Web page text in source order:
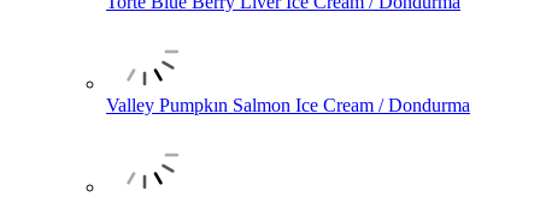
Valley Pumpkın Salmon Ice Cream / Dondurma